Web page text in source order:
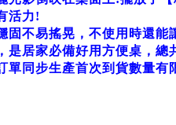
活力!
固不易搖晃，不使用時還能
居家必備好用方便桌，總
同步生產首次到貨數量有